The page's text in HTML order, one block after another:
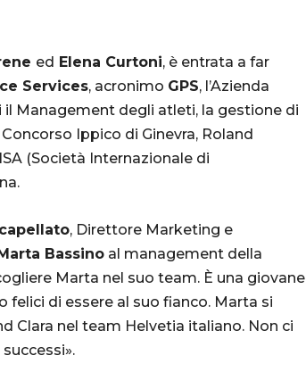
ed Elena Curtoni, è entrata a far
Services, acronimo GPS, l’Azienda
il Management degli atleti, la gestione di
Ippico di Ginevra, Roland
(Società Internazionale di
, Direttore Marketing e
Bassino al management della
Marta nel suo team. È una giovane
di essere al suo fianco. Marta si
Clara nel team Helvetia italiano. Non ci